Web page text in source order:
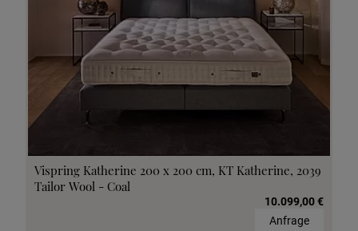
Vispring Katherine 200 x 200 cm, KT Katherine, 2039
Tailor Wool - Coal
10.099,00 €
Anfrage